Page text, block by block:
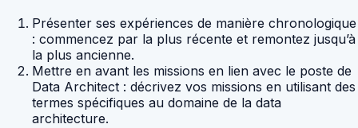
Présenter ses expériences de manière chronologique
: commencez par la plus récente et remontez jusqu’à
la plus ancienne.
Mettre en avant les missions en lien avec le poste de
Data Architect : décrivez vos missions en utilisant des
termes spécifiques au domaine de la data
architecture.